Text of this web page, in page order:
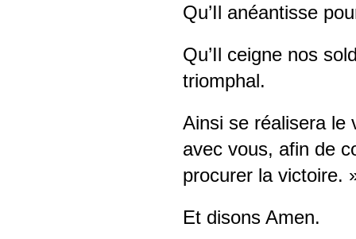
Qu’Il anéantisse
Qu’Il ceigne nos
triomphal.
Ainsi se réalisera le
avec vous, afin de
procurer la victoire.
Et disons Amen.